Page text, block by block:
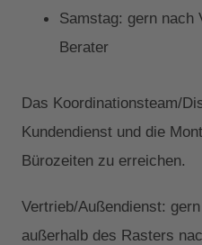
Samstag: gern nach
Berater
Das Koordinationsteam/
Kundendienst und die
Bürozeiten zu erreichen.
Vertrieb/Außendienst:
außerhalb des Rasters